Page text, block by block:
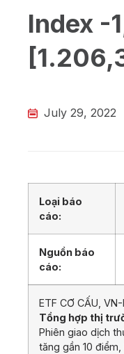
Index -
July 29, 2022
Loại báo
cáo:
Nguồn báo
cáo:
ETF CƠ CẤU,
Tổng hợp thị
Phiên giao dịch
tăng gần 10